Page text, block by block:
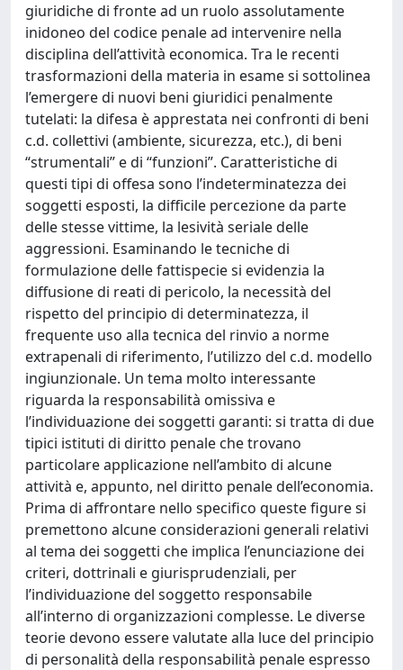
giuridiche di fronte ad un ruolo assolutamente
inidoneo del codice penale ad intervenire nella
disciplina dell’attività economica. Tra le recenti
trasformazioni della materia in esame si sottolinea
l’emergere di nuovi beni giuridici penalmente
tutelati: la difesa è apprestata nei confronti di beni
c.d. collettivi (ambiente, sicurezza, etc.), di beni
“strumentali” e di “funzioni”. Caratteristiche di
questi tipi di offesa sono l’indeterminatezza dei
soggetti esposti, la difficile percezione da parte
delle stesse vittime, la lesività seriale delle
aggressioni. Esaminando le tecniche di
formulazione delle fattispecie si evidenzia la
diffusione di reati di pericolo, la necessità del
rispetto del principio di determinatezza, il
frequente uso alla tecnica del rinvio a norme
extrapenali di riferimento, l’utilizzo del c.d. modello
ingiunzionale. Un tema molto interessante
riguarda la responsabilità omissiva e
l’individuazione dei soggetti garanti: si tratta di due
tipici istituti di diritto penale che trovano
particolare applicazione nell’ambito di alcune
attività e, appunto, nel diritto penale dell’economia.
Prima di affrontare nello specifico queste figure si
premettono alcune considerazioni generali relativi
al tema dei soggetti che implica l’enunciazione dei
criteri, dottrinali e giurisprudenziali, per
l’individuazione del soggetto responsabile
all’interno di organizzazioni complesse. Le diverse
teorie devono essere valutate alla luce del principio
di personalità della responsabilità penale espresso